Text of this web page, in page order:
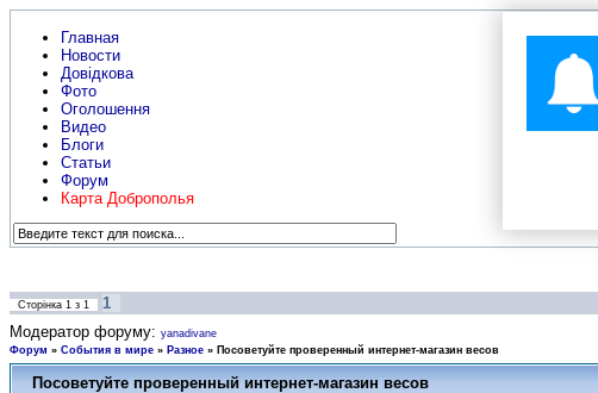
Главная
Новости
Довідкова
Фото
Оголошення
Видео
Блоги
Статьи
Форум
Карта Доброполья
Сторінка 1 з 1
1
Модератор форуму: yanadivane
Форум » События в мире » Разное » Посоветуйте проверенный интернет-магазин весов
Посоветуйте проверенный интернет-магазин весов